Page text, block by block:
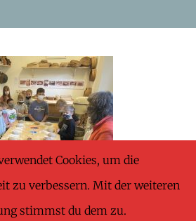
Cookies, um die
zu verbessern. Mit der weiteren
stimmst du dem zu.